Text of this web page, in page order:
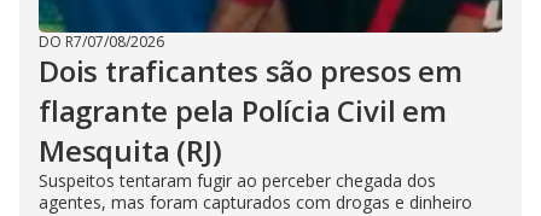
DO R7/07/08/2026
Dois traficantes são presos em
flagrante pela Polícia Civil em
Mesquita (RJ)
Suspeitos tentaram fugir ao perceber chegada dos
agentes, mas foram capturados com drogas e dinheiro